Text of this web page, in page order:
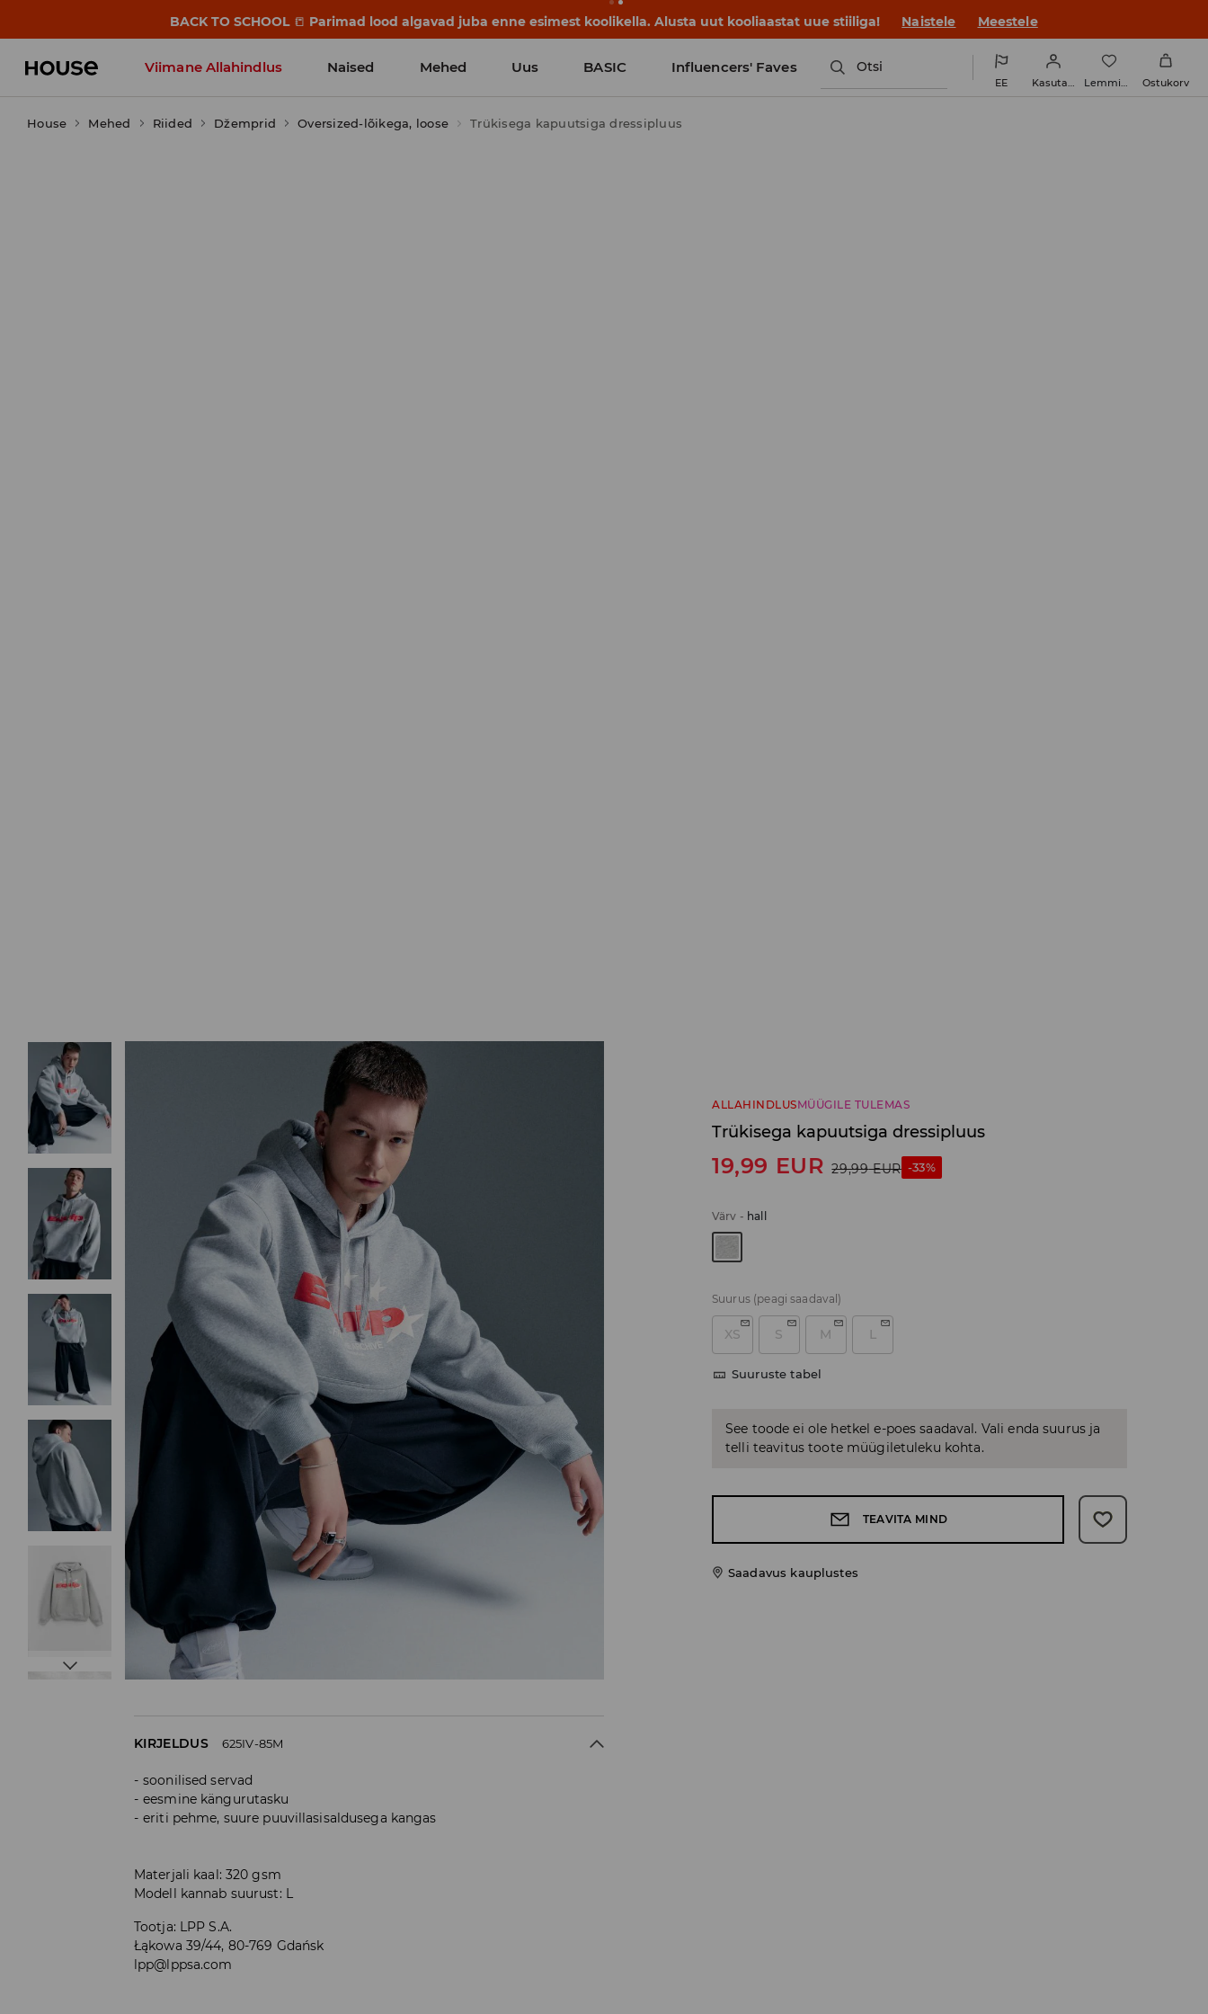
BACK TO SCHOOL 📒 Parimad lood algavad juba enne esimest koolikella. Alusta uut kooliaastat uue stiiliga! Naistele Meestele
Viimane Allahindlus Naised Mehed Uus BASIC Influencers' Faves Otsi
EE Kasutaja Lemmikud Ostukorv
House Mehed Riided Džemprid Oversized-lõikega, loose Trükisega kapuutsiga dressipluus
ALLAHINDLUSMÜÜGILE TULEMAS
Trükisega kapuutsiga dressipluus
19,99 EUR 29,99 EUR -33%
Värv - hall
Suurus (peagi saadaval)
XS S M L
Suuruste tabel
See toode ei ole hetkel e-poes saadaval. Vali enda suurus ja
telli teavitus toote müügiletuleku kohta.
TEAVITA MIND
Saadavus kauplustes
KIRJELDUS 625IV-85M
soonilised servad
eesmine kängurutasku
eriti pehme, suure puuvillasisaldusega kangas
Materjali kaal: 320 gsm
Modell kannab suurust: L
Tootja: LPP S.A.
Łąkowa 39/44, 80-769 Gdańsk
lpp@lppsa.com